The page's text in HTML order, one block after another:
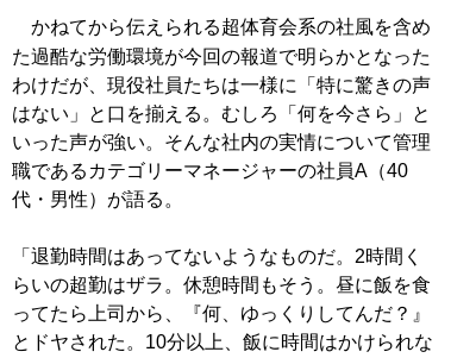
かねてから伝えられる超体育会系の社風を含め
た過酷な労働環境が今回の報道で明らかとなった
わけだが、現役社員たちは一様に「特に驚きの声
はない」と口を揃える。むしろ「何を今さら」と
いった声が強い。そんな社内の実情について管理
職であるカテゴリーマネージャーの社員A（40
代・男性）が語る。
「退勤時間はあってないようなものだ。2時間く
らいの超勤はザラ。休憩時間もそう。昼に飯を食
ってたら上司から、『何、ゆっくりしてんだ？』
とドヤされた。10分以上、飯に時間はかけられな